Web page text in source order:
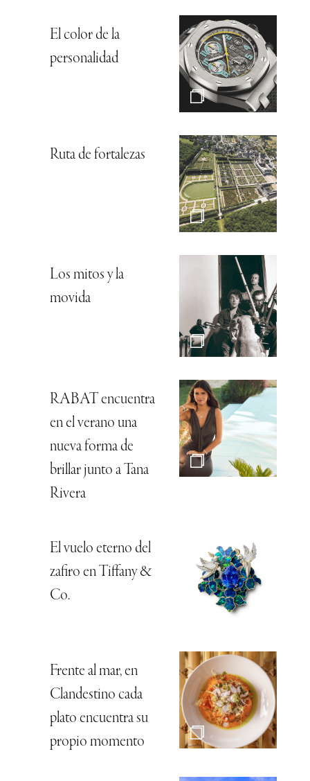
El color de la
personalidad
Ruta de fortalezas
Los mitos y la
movida
RABAT encuentra
en el verano una
nueva forma de
brillar junto a Tana
Rivera
El vuelo eterno del
zafiro en Tiffany &
Co.
Frente al mar, en
Clandestino cada
plato encuentra su
propio momento